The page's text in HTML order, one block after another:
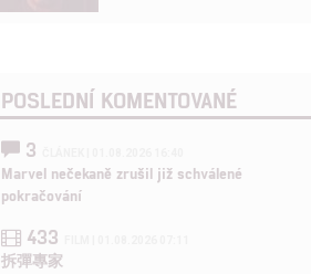
POSLEDNÍ KOMENTOVANÉ
3
Marvel nečekaně zrušil již schválené
pokračování
433
拆彈專家